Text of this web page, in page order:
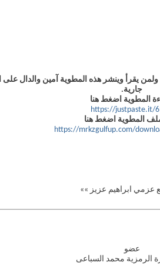
يقرأ وينشر هذه المطوية آمين
جارية.
المطوية اضغط هنا
https://justpaste.it/
المطوية اضغط هنا
https://mrkzgulfup.com/
عزمي ابراهيم عزيز »»
عضو